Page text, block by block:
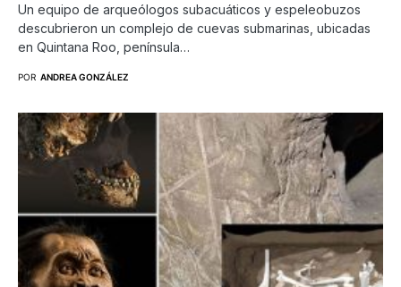
Un equipo de arqueólogos subacuáticos y espeleobuzos
descubrieron un complejo de cuevas submarinas, ubicadas
en Quintana Roo, península…
POR ANDREA GONZÁLEZ